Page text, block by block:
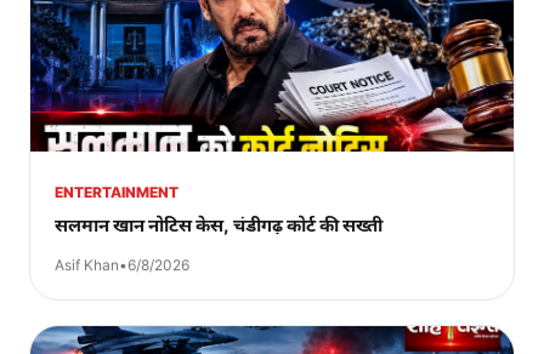
ENTERTAINMENT
सलमान खान नोटिस केस, चंडीगढ़ कोर्ट की सख्ती
Asif Khan•6/8/2026